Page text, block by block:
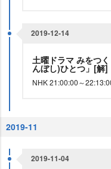
2019-12-14
土曜ドラマ みをつ
んぼし)ひとつ」[解]
NHK 21:00:00～
2019-11
2019-11-04